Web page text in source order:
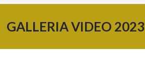
GALLERIA VIDEO 2023